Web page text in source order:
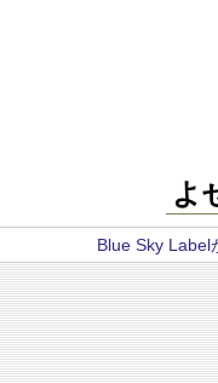
よ
Blue Sky Label